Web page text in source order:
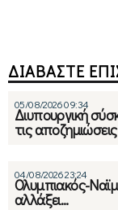
ΔΙΑΒΑΣΤΕ
05/08/2026 09:34
Διυπουργική
τις
04/08/2026 23:24
Ολυμπιακός-
αλλάξει…